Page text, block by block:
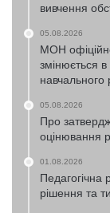
вивчення
05.08.2026
МОН
змінюється в
навчального
05.08.2026
Про
оцінювання
01.08.2026
Педагогічна
рішення та